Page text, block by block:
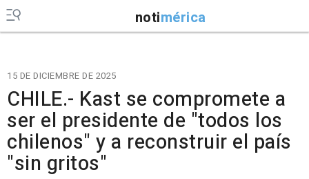
notimérica
15 DE DICIEMBRE DE 2025
CHILE.- Kast se compromete a
ser el presidente de "todos los
chilenos" y a reconstruir el país
"sin gritos"